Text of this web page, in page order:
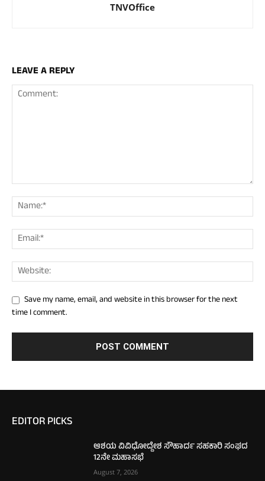
TNVOffice
LEAVE A REPLY
Save my name, email, and website in this browser for the next
time I comment.
EDITOR PICKS
ಆಶಯ ವಿವಿಧೋದ್ದೇಶ ಸೌಹಾರ್ದ ಸಹಕಾರಿ ಸಂಘದ
12ನೇ ಮಹಾಸಭೆ
August 7, 2026